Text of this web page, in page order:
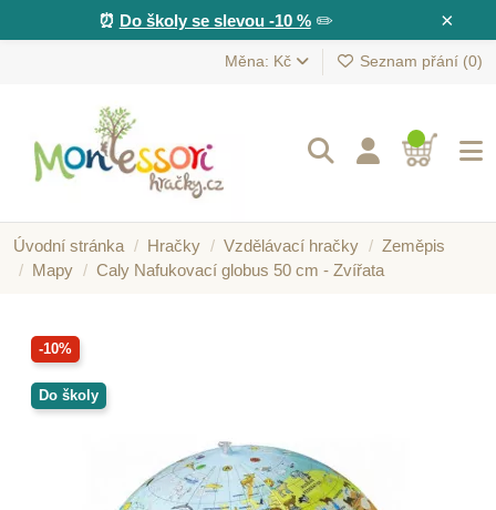
×
⏰ Do školy se slevou -10 %✏️
Měna: Kč Seznam přání (0)
Úvodní stránka Hračky Vzdělávací hračky
Zeměpis
Mapy
Caly Nafukovací globus 50 cm - Zvířata
-10%
Do školy